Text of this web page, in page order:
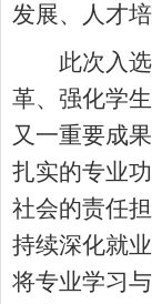
发展、人才
此次入选
革、强化学
又一重要成
扎实的专业
社会的责任
持续深化就
将专业学习